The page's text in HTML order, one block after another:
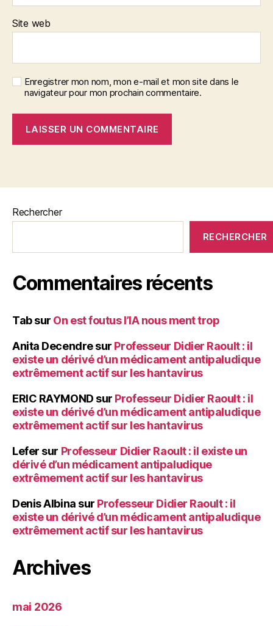
Site web
Enregistrer mon nom, mon e-mail et mon site dans le
navigateur pour mon prochain commentaire.
Rechercher
RECHERCHER
Commentaires récents
Tabsur On est foutus l’IA nous ment trop
Anita Decendresur Professeur Didier Raoult : il
existe un dérivé d’un médicament antipaludique
extrêmement actif sur les hantavirus
ERIC RAYMOND sur Professeur Didier Raoult : il
existe un dérivé d’un médicament antipaludique
extrêmement actif sur les hantavirus
Lefer sur Professeur Didier Raoult : il existe un
dérivé d’un médicament antipaludique
extrêmement actif sur les hantavirus
Denis Albina sur Professeur Didier Raoult : il
existe un dérivé d’un médicament antipaludique
extrêmement actif sur les hantavirus
Archives
mai 2026